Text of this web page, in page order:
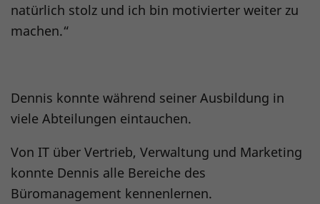
natürlich stolz und ich bin motivierter weiter zu
machen.“
Dennis konnte während seiner Ausbildung in
viele Abteilungen eintauchen.
Von IT über Vertrieb, Verwaltung und Marketing
konnte Dennis alle Bereiche des
Büromanagement kennenlernen.